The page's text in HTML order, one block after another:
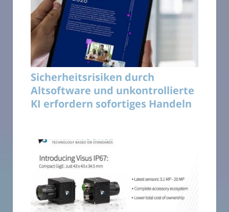
Sicherheitsrisiken durch
Altsoftware und unkontrollierte
KI erfordern sofortiges Handeln